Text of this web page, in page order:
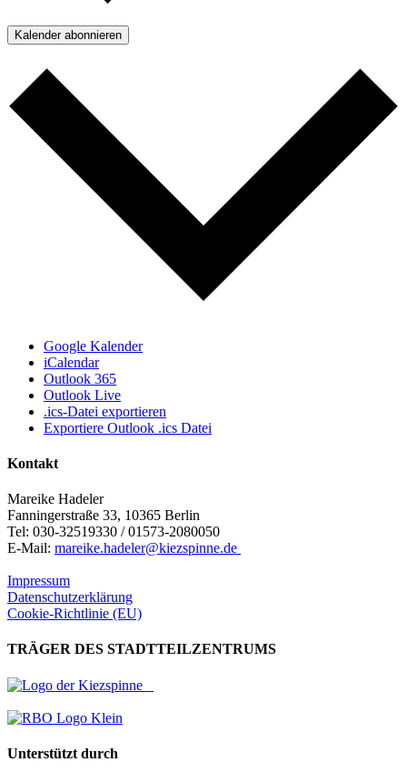
Kalender abonnieren
Google Kalender
iCalendar
Outlook 365
Outlook Live
.ics-Datei exportieren
Exportiere Outlook .ics Datei
Kontakt
Mareike Hadeler
Fanningerstraße 33, 10365 Berlin
Tel: 030-32519330 / 01573-2080050
E-Mail: mareike.hadeler@kiezspinne.de
Impressum
Datenschutzerklärung
Cookie-Richtlinie (EU)
TRÄGER DES STADTTEILZENTRUMS
Unterstützt durch